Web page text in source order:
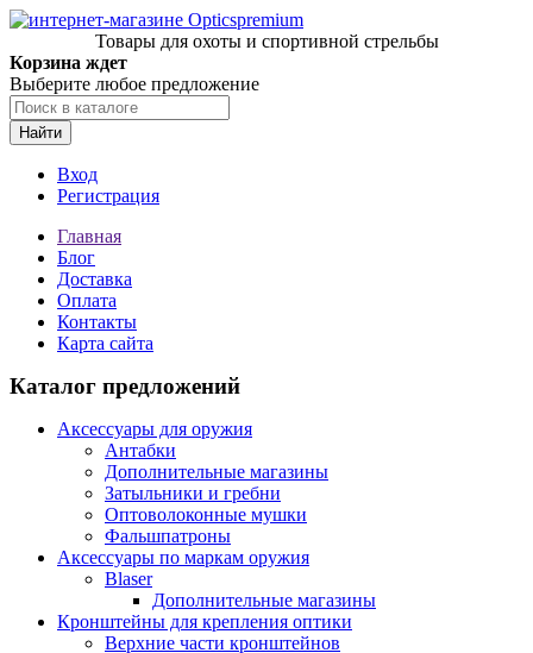
Товары для охоты и спортивной стрельбы
Корзина ждет
Выберите любое предложение
Найти
Вход
Регистрация
Главная
Блог
Доставка
Оплата
Контакты
Карта сайта
Каталог предложений
Аксессуары для оружия
Антабки
Дополнительные магазины
Затыльники и гребни
Оптоволоконные мушки
Фальшпатроны
Аксессуары по маркам оружия
Blaser
Дополнительные магазины
Кронштейны для крепления оптики
Верхние части кронштейнов